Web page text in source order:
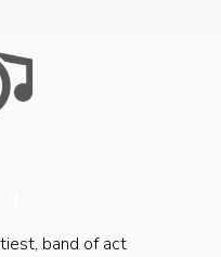
band of act